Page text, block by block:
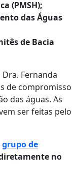
(PMSH);
das Águas
de Bacia
Fernanda
de compromisso
das águas. As
ser feitas pelo
grupo de
no